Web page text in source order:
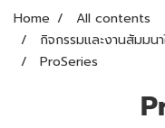
Home
All contents
กิจกรรมและงานสัมมน
ProSeries